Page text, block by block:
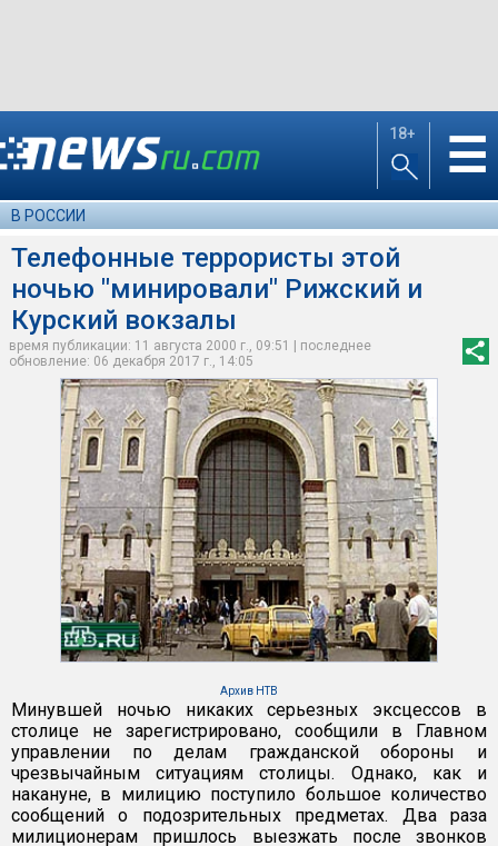
18+ ☰
В РОССИИ
Телефонные террористы этой
ночью "минировали" Рижский и
Курский вокзалы
время публикации: 11 августа 2000 г., 09:51 | последнее
обновление: 06 декабря 2017 г., 14:05
Архив НТВ
Минувшей ночью никаких серьезных эксцессов в
столице не зарегистрировано, сообщили в Главном
управлении по делам гражданской обороны и
чрезвычайным ситуациям столицы. Однако, как и
накануне, в милицию поступило большое количество
сообщений о подозрительных предметах. Два раза
милиционерам пришлось выезжать после звонков